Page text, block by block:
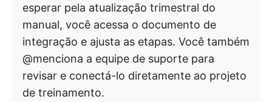
esperar pela atualização trimestral do
manual, você acessa o documento de
integração e ajusta as etapas. Você também
@menciona a equipe de suporte para
revisar e conectá-lo diretamente ao projeto
de treinamento.